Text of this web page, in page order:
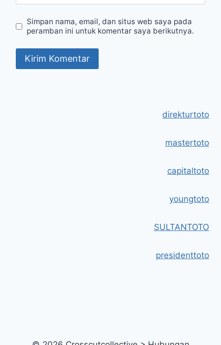
Simpan nama, email, dan situs web saya pada
peramban ini untuk komentar saya berikutnya.
direkturtoto
mastertoto
capitaltoto
youngtoto
SULTANTOTO
presidenttoto